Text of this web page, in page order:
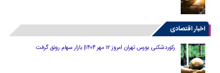
اخبار اقتصادی
رکوردشکنی بورس تهران امروز ۱۲ مهر ۱۴۰۴| بازار سهام رونق گرفت